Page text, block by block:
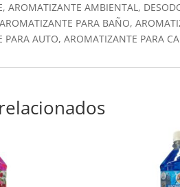
AROMATIZANTE AMBIENTAL,
PARA BAÑO,
PARA AUTO, AROMATIZANTE PARA